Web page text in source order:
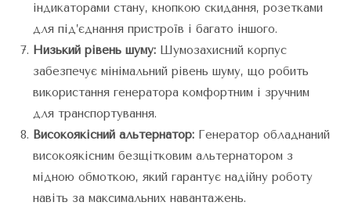
індикаторами стану, кнопкою скидання, розетками
для під’єднання пристроїв і багато іншого.
Низький рівень шуму: Шумозахисний корпус
забезпечує мінімальний рівень шуму, що робить
використання генератора комфортним і зручним
для транспортування.
Високоякісний альтернатор: Генератор обладнаний
високоякісним безщітковим альтернатором з
мідною обмоткою, який гарантує надійну роботу
навіть за максимальних навантажень.